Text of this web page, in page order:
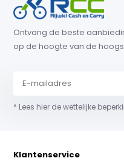
Ontvang de beste
op de hoogte van de
* Lees hier de wettelijke
Klantenservice